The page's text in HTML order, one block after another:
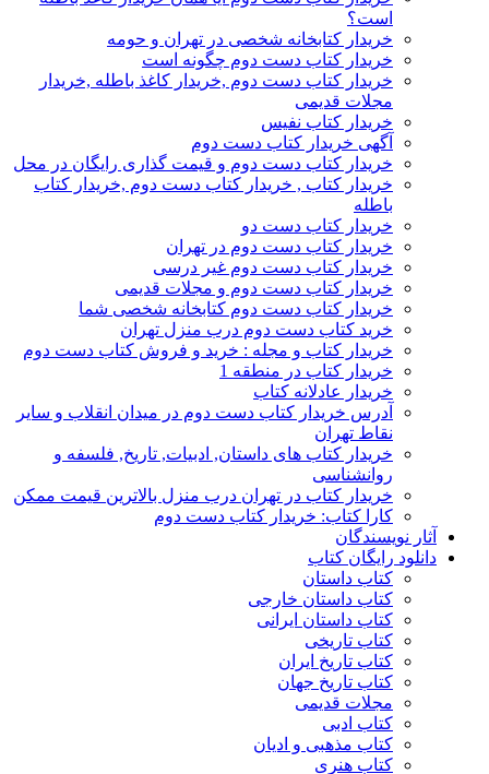
است؟
خریدار کتابخانه شخصی در تهران و حومه
خریدار کتاب دست دوم چگونه است
خریدار کتاب دست دوم ,خریدار کاغذ باطله ,خریدار
مجلات قدیمی
خریدار کتاب نفیس
آگهی خریدار کتاب دست دوم
خریدار کتاب دست دوم و قیمت گذاری رایگان در محل
خریدار کتاب , خریدار کتاب دست دوم ,خریدار کتاب
باطله
خریدار کتاب دست دو
خریدار کتاب دست دوم در تهران
خریدار کتاب دست دوم غیر درسی
خریدار کتاب دست دوم و مجلات قدیمی
خریدار کتاب دست دوم کتابخانه شخصی شما
خرید کتاب دست دوم درب منزل تهران
خریدار کتاب و مجله : خرید و فروش کتاب دست دوم
خریدار کتاب در منطقه 1
خریدار عادلانه کتاب
آدرس خریدار کتاب دست دوم در میدان انقلاب و سایر
نقاط تهران
خریدار کتاب های داستان, ادبیات, تاریخ, فلسفه و
روانشناسی
خریدار کتاب در تهران درب منزل بالاترین قیمت ممکن
کارا کتاب: خریدار کتاب دست دوم
آثار نویسندگان
دانلود رایگان کتاب
کتاب داستان
کتاب داستان خارجی
کتاب داستان ایرانی
کتاب تاریخی
کتاب تاریخ ایران
کتاب تاریخ جهان
مجلات قدیمی
کتاب ادبی
کتاب مذهبی و ادیان
کتاب هنری